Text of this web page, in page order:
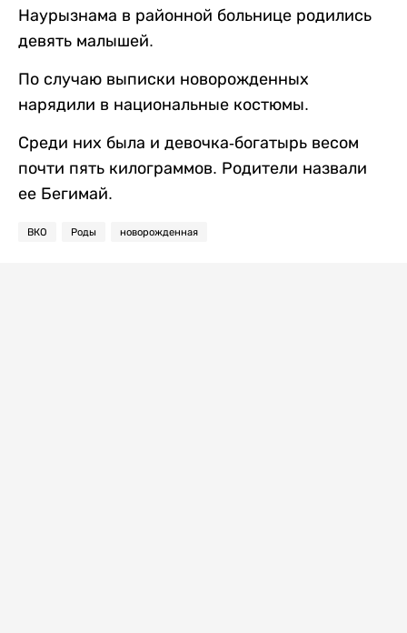
Наурызнама в районной больнице родились
девять малышей.
По случаю выписки новорожденных
нарядили в национальные костюмы.
Среди них была и девочка-богатырь весом
почти пять килограммов. Родители назвали
ее Бегимай.
ВКО Роды новорожденная